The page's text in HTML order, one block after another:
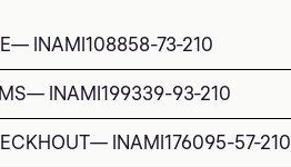
— INAMI 108858-73-210
— INAMI 199339-93-210
— INAMI 176095-57-210